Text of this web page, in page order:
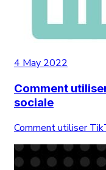
4 May 2022
Comment
sociale
Comment utiliser